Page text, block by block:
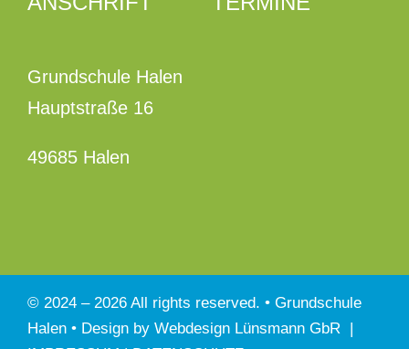
Grundschule Halen
Hauptstraße 16
49685 Halen
© 2024 – 2026 All rights reserved. • Grundschule
Halen • Design by Webdesign Lünsmann GbR |